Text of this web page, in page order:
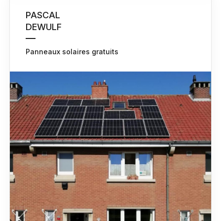
PASCAL
DEWULF
Panneaux solaires gratuits